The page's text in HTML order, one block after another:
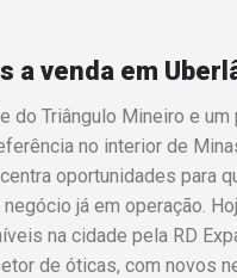
a venda em
do Triângulo Mineiro e um
no interior de
oportunidades para
já em operação.
na cidade pela RD
de óticas, com novos